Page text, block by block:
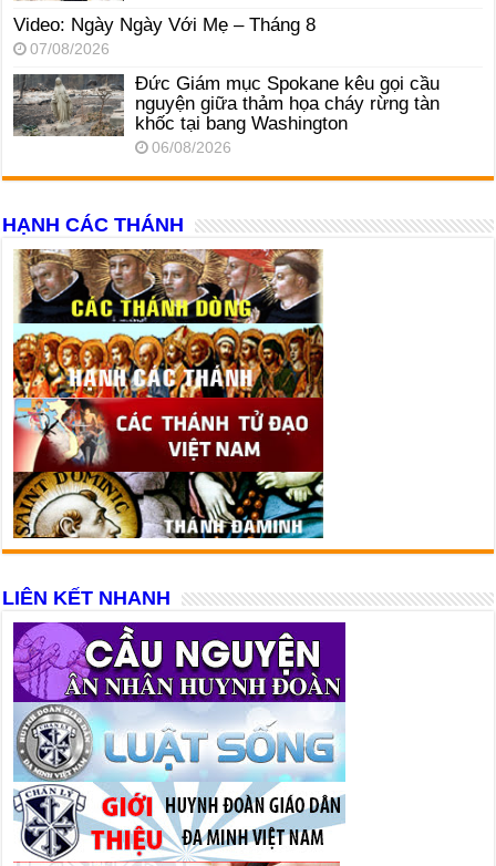
Video: Ngày Ngày Với Mẹ – Tháng 8
07/08/2026
Đức Giám mục Spokane kêu gọi cầu
nguyện giữa thảm họa cháy rừng tàn
khốc tại bang Washington
06/08/2026
HẠNH CÁC THÁNH
LIÊN KẾT NHANH